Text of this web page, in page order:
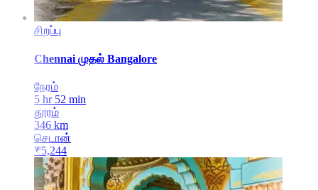
சிறப்பு
Chennai முதல் Bangalore
நேரம்
5 hr 52 min
தூரம்
346 km
செடான்
₹5,244